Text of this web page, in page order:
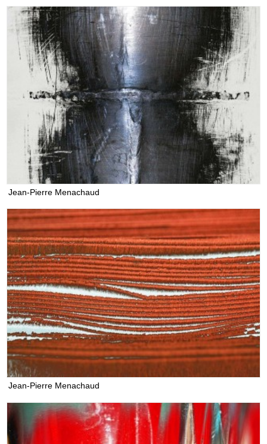
Jean-Pierre Menachaud
Jean-Pierre Menachaud